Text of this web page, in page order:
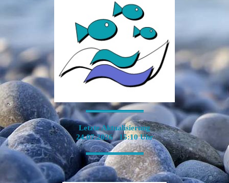
-----------------------------------------------------------------------------------------------------------------
Letzte Aktualisierung
24.07.2026 15:10 Uhr